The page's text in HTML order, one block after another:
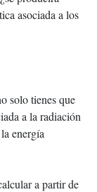
asociada a los
solo tienes que
a la radiación
energía
a partir de